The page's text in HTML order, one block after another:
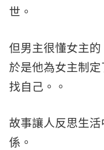
世。
但男主很懂女主的
於是他為女主制
找自己。。
故事讓人反思生
係。